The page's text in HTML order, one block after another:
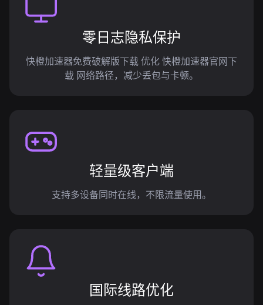
零日志隐私保护
快橙加速器免费破解版下载 优化 快橙加速器官网下
载 网络路径，减少丢包与卡顿。
轻量级客户端
支持多设备同时在线，不限流量使用。
国际线路优化